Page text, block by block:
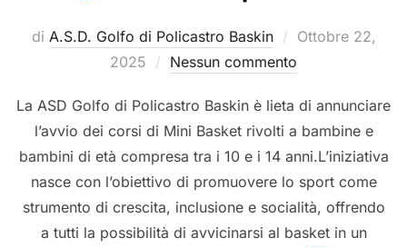
di A.S.D. Golfo di Policastro Baskin
Pubblicato
il
Ottobre 22,
2025
Nessun commento
La ASD Golfo di Policastro Baskin è lieta di annunciare
l’avvio dei corsi di Mini Basket rivolti a bambine e
bambini di età compresa tra i 10 e i 14 anni.L’iniziativa
nasce con l’obiettivo di promuovere lo sport come
strumento di crescita, inclusione e socialità, offrendo
a tutti la possibilità di avvicinarsi al basket in un